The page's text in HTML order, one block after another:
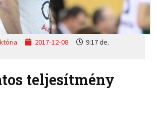
2017-12-08
9:17 de.
teljesítmény